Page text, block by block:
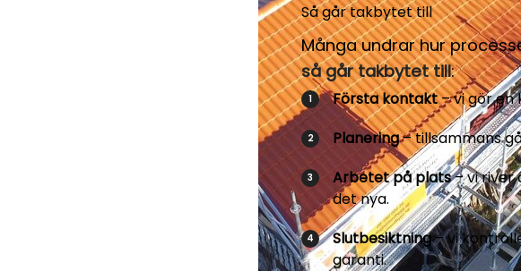
Så går takbytet till
Många undrar hur
så går takbytet till:
Första kontakt– vi gör en
Planering– tillsammans
Arbetet på plats– vi river
det nya.
Slutbesiktning– vi
garanti.